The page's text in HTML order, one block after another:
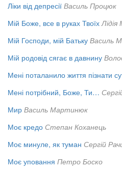
Ліки від депресії Василь Процюк
Мій Боже, все в руках Твоїх Лідія
Мій Господи, мій Батьку Василь
Мій родовід сягає в давнину
Мені поталанило життя пізнати
Мені потрібний, Боже, Ти…
Мир Василь Мартинюк
Моє кредо Степан Коханець
Моє минуле, як туман Сергій
Моє уповання Петро Боско